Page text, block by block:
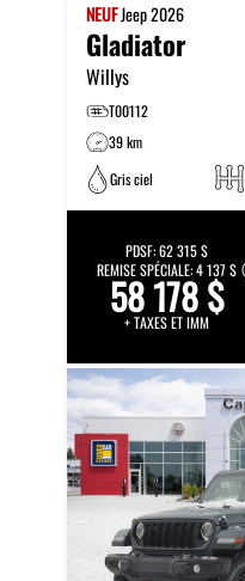
NEUFJeep2026
Gladiator
Willys
T00112
39 km
Gris ciel
PDSF:62 315 $
REMISE SPÉCIALE:4 137 $
58 178 $
+ TAXES ET IMM